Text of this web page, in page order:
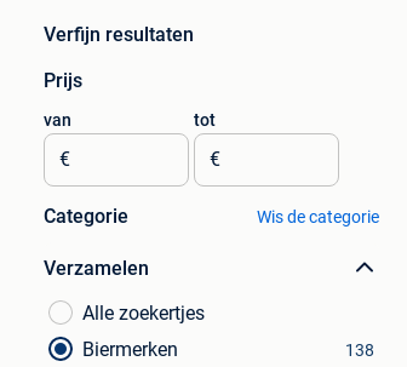
Verfijn resultaten
Prijs
van
€
tot
€
Categorie Wis de categorie
Verzamelen
Alle zoekertjes
Biermerken
138